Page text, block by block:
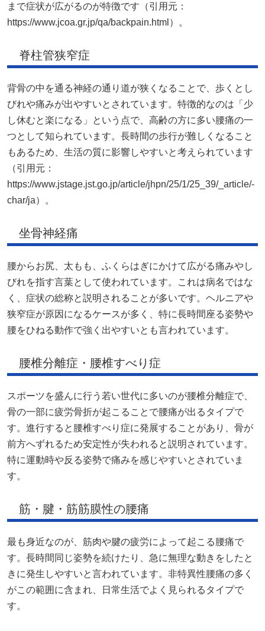
まで症状が広がるのが特徴です（引用元：
https://www.jcoa.gr.jp/qa/backpain.html）。
脊柱管狭窄症
背骨の中を通る神経の通り道が狭くなることで、歩くとし
びれや痛みが出やすいとされています。特徴的なのは「少
し休むと楽になる」という点で、高齢の方に多い腰痛の一
つとして知られています。長時間の歩行が難しくなること
もあるため、生活の質に影響しやすいと考えられています
（引用元：
https://www.jstage.jst.go.jp/article/jhpn/25/1/25_39/_article/-
char/ja）。
坐骨神経痛
腰からお尻、太もも、ふくらはぎにかけて広がる痛みやし
びれを指す言葉として使われています。これは病名ではな
く、症状の総称と説明されることが多いです。ヘルニアや
狭窄症が原因になるケースが多く、特に長時間座る姿勢や
腰をひねる動作で強く出やすいとも言われています。
腰椎分離症・腰椎すべり症
スポーツを盛んに行う若い世代に多いのが腰椎分離症で、
骨の一部に疲労骨折が起こることで腰痛が出るタイプで
す。進行すると腰椎すべり症に発展することがあり、骨が
前方へずれるため安定性が失われると説明されています。
特に運動時や反る姿勢で痛みを感じやすいとされていま
す。
筋・腱・筋筋膜性の腰痛
最も身近なのが、筋肉や腱の疲労によって起こる腰痛で
す。長時間同じ姿勢を続けたり、急に無理な動きをしたと
きに発生しやすいと言われています。非特異性腰痛の多く
がこの範囲に含まれ、日常生活でよく見られるタイプで
す。